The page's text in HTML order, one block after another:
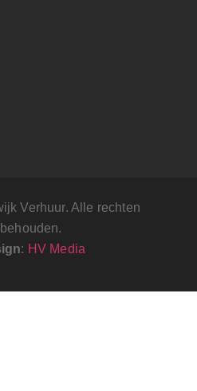
Verhuur. Alle rechten
: HV Media